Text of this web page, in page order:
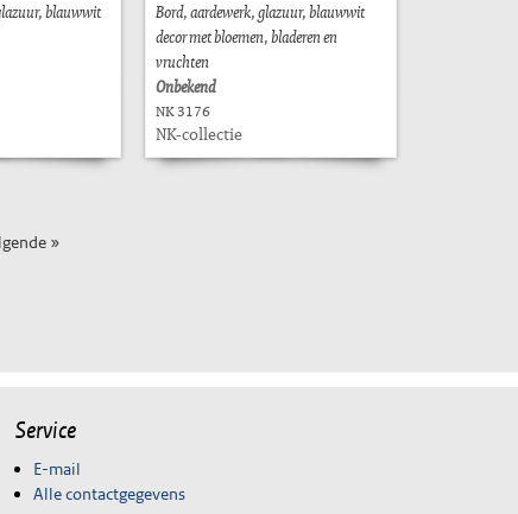
blauwwit
Bord, aardewerk, glazuur, blauwwit
decor met bloemen, bladeren en
vruchten
Onbekend
NK 3176
NK-collectie
»
Service
E-mail
Alle contactgegevens